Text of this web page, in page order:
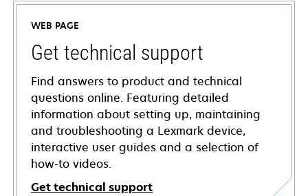
WEB PAGE
Get technical support
Find answers to product and technical
questions online. Featuring detailed
information about setting up, maintaining
and troubleshooting a Lexmark device,
interactive user guides and a selection of
how-to videos.
Get technical support